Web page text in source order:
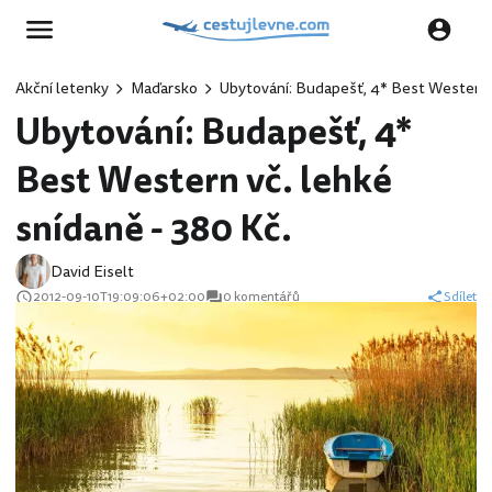
Akční letenky Maďarsko Ubytování: Budapešť, 4* Best Western
Ubytování: Budapešť, 4*
Best Western vč. lehké
snídaně - 380 Kč.
David Eiselt
2012-09-10T19:09:06+02:00 0 komentářů Sdílet